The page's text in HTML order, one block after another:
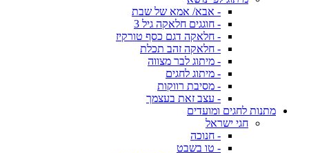
- אבא/ אמא של שבת
- חוגגים חלאקה גיל 3
- חלאקה דגם כסף טורקיז
- חלאקה זהב תכלת
- מיתוג לבר מצווה
- מיתוג לחגים
- מסיבת רווקות
- עצב זאת בעצמך
מתנות לחגים ומועדים
חגי ישראל
- חנוכה
- טו בשבט